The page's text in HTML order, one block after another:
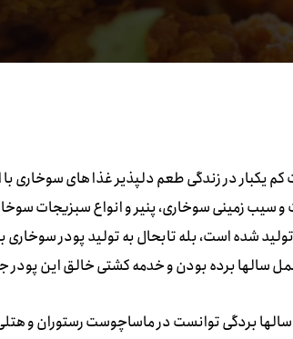
یکبار در زندگی طعم دلپذیر غذا های سوخاری
سیب زمینی سوخاری، پنیر و انواع سبزیجات
شده است، بله تابحال به تولید پودر
سالها برده بودن و خدمه کشتی خالق این
بردگی توانست در ماساچوست رستوران و